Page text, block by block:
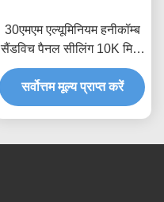
30एमएम एल्यूमिनियम हनीकॉम्ब
सैंडविच पैनल सीलिंग 10K मिरर
पीवीडी कोटिंग हेयरलाइन ब्रश
एसएस
सर्वोत्तम मूल्य प्राप्त करें